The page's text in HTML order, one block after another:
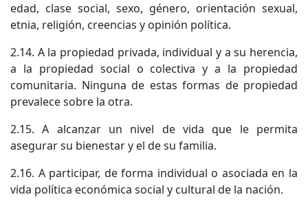
edad, clase social, sexo, género, orientación sexual,
etnia, religión, creencias y opinión política.
2.14. A la propiedad privada, individual y a su herencia,
a la propiedad social o colectiva y a la propiedad
comunitaria. Ninguna de estas formas de propiedad
prevalece sobre la otra.
2.15. A alcanzar un nivel de vida que le permita
asegurar su bienestar y el de su familia.
2.16. A participar, de forma individual o asociada en la
vida política económica social y cultural de la nación.